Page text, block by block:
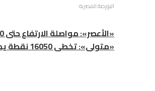
البورصة المصرية
«الأعصر»: مواصلة الارتفاع حتى 16250 نقطة بداية الأسبوع
«متولى»: تخطى 16050 نقطة يمهد الطريق نحو مستوى 17200